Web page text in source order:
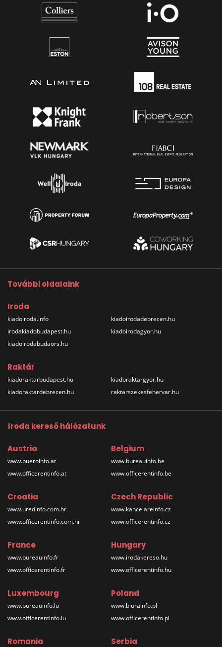
További oldalaink
Iroda
kiadoiroda.info
irodakiadobudapest.hu
kiadoirodabudaors.hu
kiadoirodadebrecen.hu
kiadoirodagyor.hu
Raktár
kiadoraktarbudapest.hu
kiadoraktardebrecen.hu
kiadoraktargyor.hu
raktarszekesfehervar.hu
Iroda kereső hálózatunk
Austria
www.bueroinfo.at
www.officerentinfo.at
Belgium
www.bureauinfo.be
www.officerentinfo.be
Croatia
www.uredinfo.com.hr
www.officerentinfo.com.hr
Czech Republic
www.kancelareinfo.cz
www.officerentinfo.cz
France
www.bureauinfo.fr
www.officerentinfo.fr
Hungary
www.irodakereso.hu
www.officerentinfo.hu
Luxembourg
www.bureauinfo.lu
www.officerentinfo.lu
Poland
www.biurainfo.pl
www.officerentinfo.pl
Romania Serbia